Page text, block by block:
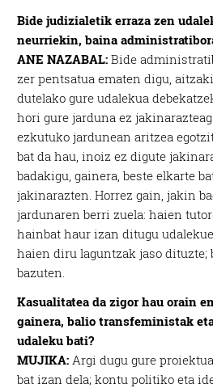
Bide judizialetik erraza zen
neurriekin, baina
ANE NAZABAL: Bide
zer pentsatua ematen digu,
dutelako gure udalekua
hori gure jarduna ez
ezkutuko jardunean aritzea
bat da hau, inoiz ez digute
badakigu, gainera, beste elkarte
jakinarazten. Horrez gain, jakin
jardunaren berri zuela: haien
hainbat haur izan ditugu
haien diru laguntzak jaso dituzte;
bazuten.
Kasualitatea da zigor hau orain
gainera, balio transfeministak
udaleku bati?
MUJIKA: Argi dugu gure
bat izan dela; kontu politiko eta